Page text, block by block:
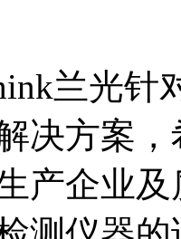
兰光针
决方案
产企业